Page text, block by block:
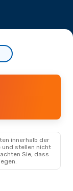
innerhalb der
und stellen nicht
Sie, dass